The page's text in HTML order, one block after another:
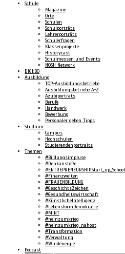
Schule
Magazine
Orte
Schulen
Schulporträts
Lehrerporträts
Schülerfragen
Klassenprojekte
Historycast
Schulmessen und Events
NOSH Network
DIGI:BO
Ausbildung
TOP-Ausbildungsbetriebe
Ausbildungsbetriebe A-Z
Azubiporträts
Berufe
Handwerk
Bewerbung
Personaler geben Tipps
Studium
Campus
Hochschulen
Studierendenportraits
Themen
#Bildungsimpluse
#Denkanstöße
#ENTREPRENEURSHIP.Start_up_School
#Finanzwelten
#FRAUENBILDUNG
#GeschichtsZeichen
#Gesundheitswirtschaft
#KünstlicheIntelligenz
#LebensformDemokratie
#MINT
#neinzumkrieg
#neinzumkrieg_nahost
#Transformation
#Verwaltung
#Windenergie
Podcast